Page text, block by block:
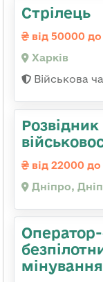
Стрілець
від 50000
Харків
Військова
Розвідник
від 22000
Дніпро,